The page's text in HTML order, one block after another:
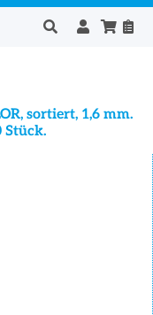
sortiert, 1,6 mm.
Stück.